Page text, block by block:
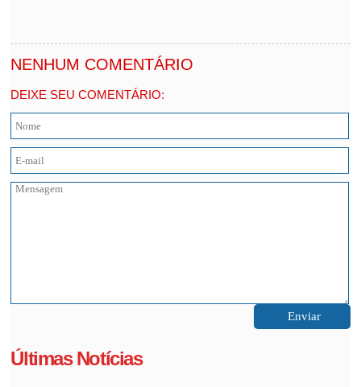
NENHUM COMENTÁRIO
DEIXE SEU COMENTÁRIO:
Últimas Notícias